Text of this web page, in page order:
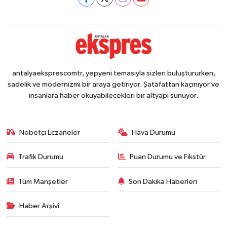
antalyaeksprescomtr, yepyeni temasıyla sizleri buluştururken,
sadelik ve modernizmi bir araya getiriyor. Şatafattan kaçınıyor ve
insanlara haber okuyabilecekleri bir altyapı sunuyor.
Nöbetçi Eczaneler Hava Durumu
Trafik Durumu Puan Durumu ve Fikstür
Tüm Manşetler Son Dakika Haberleri
Haber Arşivi